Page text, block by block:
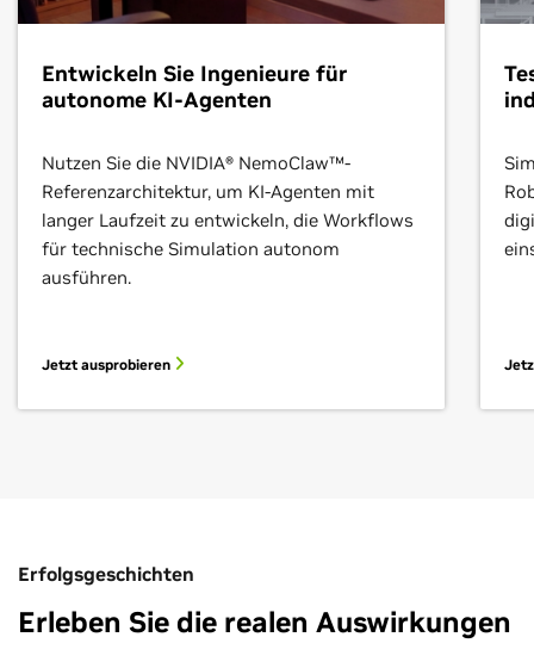
Entwickeln Sie Ingenieure für
autonome KI-Agenten
Nutzen Sie die NVIDIA® NemoClaw™-
Referenzarchitektur, um KI-Agenten mit
langer Laufzeit zu entwickeln, die Workflows
für technische Simulation autonom
ausführen.
Jetzt ausprobieren
Erfolgsgeschichten
Erleben Sie die realen Auswirkungen